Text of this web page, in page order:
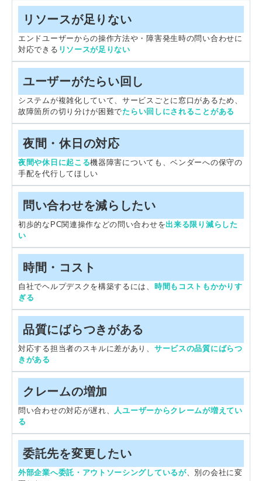
リソースが足りない
エンドユーザーからの操作方法や・障害発生時の問い合わせに
対応できる リソースが足りない
ユーザーがたらい回し
システムが複雑化していて、サービスごとに窓口があるため、
故障箇所の切り分けが困難でたらい回しにされることがある
夜間・休日の対応
夜間や休日に起こる機器障害についても、ベンダーへの保守の
手配を代行してほしい
問い合わせを減らしたい
初歩的なPC関連操作などの問い合わせを出来る限り減らした
い
時間・コスト
自社でヘルプデスクを構築するには、 時間もコストもかかりす
ぎる
品質にばらつきがある
対応する担当者のスキルに差があり、 サービスの品質にばらつ
きがある
クレームの増加
問い合わせの対応が遅れ、 人ユーザーからクレームが増えてい
る
委託先を変更したい
外部企業へ委託・アウトソーシングしているが、別の会社に変